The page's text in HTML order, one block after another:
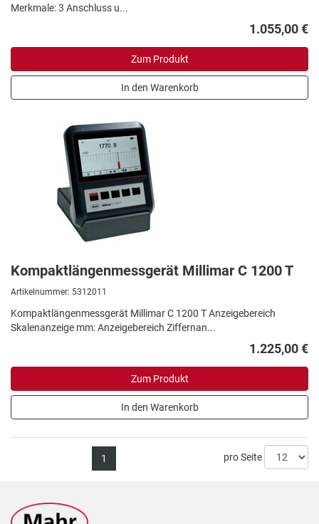
Merkmale: 3 Anschluss u...
1.055,00 €
Zum Produkt
In den Warenkorb
Kompaktlängenmessgerät Millimar C 1200 T
Artikelnummer: 5312011
Kompaktlängenmessgerät Millimar C 1200 T Anzeigebereich
Skalenanzeige mm: Anzeigebereich Ziffernan...
1.225,00 €
Zum Produkt
In den Warenkorb
1 pro Seite